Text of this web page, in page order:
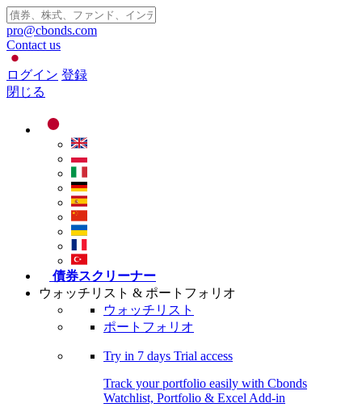
pro@cbonds.com
Contact us
ログイン 登録
閉じる
債券スクリーナー
ウォッチリスト & ポートフォリオ
ウォッチリスト
ポートフォリオ
Try in 7 days Trial access
Track your portfolio easily with Cbonds
Watchlist, Portfolio & Excel Add-in